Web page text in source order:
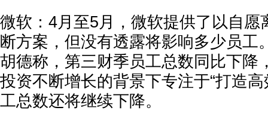
微软： 4月至5月，微软提供了以自愿
断方案，但没有透露将影响多少员工
胡德称，第三财季员工总数同比下降
投资不断增长的背景下专注于“打造
工总数还将继续下降。